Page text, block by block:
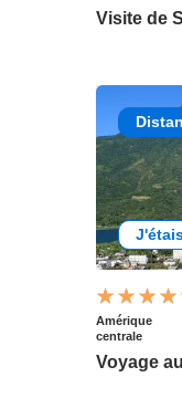
Visite de
Amérique
centrale
Voyage